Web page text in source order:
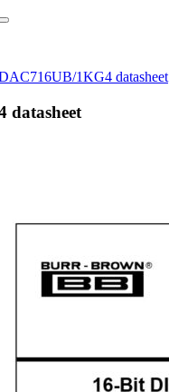
1KG4 datasheet
datasheet